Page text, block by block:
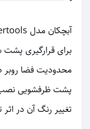
برای قرارگیری پشت
محدودیت فضا روبر
پشت ظرفشویی نصب
تغییر رنگ آن در